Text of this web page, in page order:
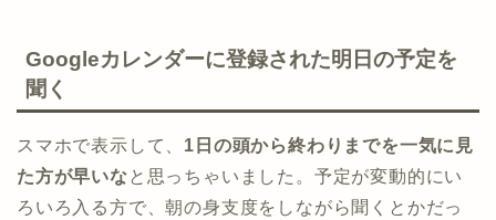
Googleカレンダーに登録された明日の予定を
聞く
スマホで表示して、 1日の頭から終わりまでを一気に見
た方が早いなと思っちゃいました。予定が変動的にい
ろいろ入る方で、朝の身支度をしながら聞くとかだっ